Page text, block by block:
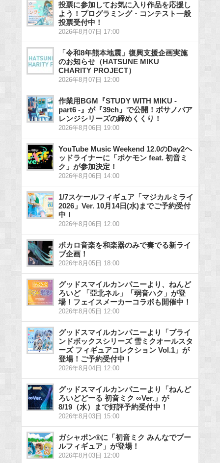
投票に参加してお気に入り作品を応援し
よう！プログラミング・コンテスト一般
投票受付中！
2026年8月07日 17:00
「令和8年熊本地震」復興支援企画実施
のお知らせ（HATSUNE MIKU
CHARITY PROJECT）
2026年8月07日 12:00
作業用BGM『STUDY WITH MIKU -
part6 -』が『39ch』で公開！ボサノバア
レンジシリーズの締めくくり！
2026年8月06日 19:00
YouTube Music Weekend 12.0のDay2ヘ
ッドライナーに「ポケモン feat. 初音ミ
ク」が参加決定！
2026年8月06日 14:00
1/7スケールフィギュア「マジカルミライ
2026」Ver. 10月14日(水)までご予約受付
中！
2026年8月06日 12:00
ボカロ音楽を和楽器のみで奏でる新ライ
ブ企画！
2026年8月05日 18:00
グッドスマイルカンパニーより、ねんど
ろいど 「亞北ネル」「弱音ハク」が登
場！フェイスメーカーコラボも開催中！
2026年8月05日 12:00
グッドスマイルカンパニーより「ブライ
ンドボックスシリーズ 雪ミクオールスタ
ーズ フィギュアコレクション Vol.1」が
登場！ご予約受付中！
2026年8月04日 12:00
グッドスマイルカンパニーより「ねんど
ろいどどーる 初音ミク ∞Ver.」が
8/19（水）まで好評予約受付中！
2026年8月03日 15:00
ガシャポン®に「初音ミク みんなでプー
ルフィギュア」が登場！
2026年8月03日 12:00